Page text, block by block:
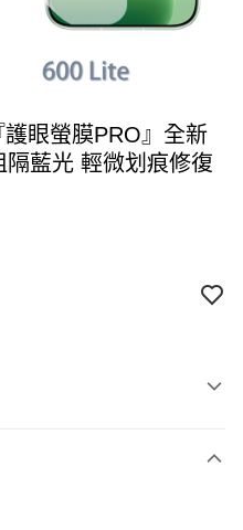
眼螢膜PRO』全新
藍光 輕微划痕修復